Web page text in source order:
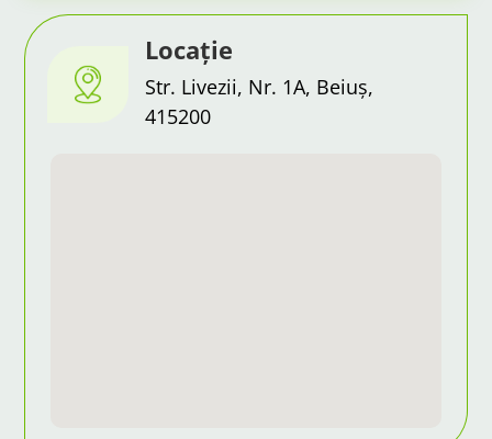
Locație
Str. Livezii, Nr. 1A, Beiuș,
415200